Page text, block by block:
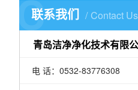
联系我们 Contact Us
C
青岛洁净净化技术有限
电 话：0532-83776308